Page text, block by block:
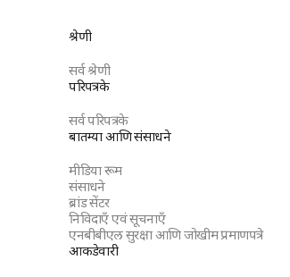
श्रेणी
सर्व श्रेणी
परिपत्रके
सर्व परिपत्रके
बातम्या आणि संसाधने
मीडिया रूम
संसाधने
ब्रांड सेंटर
निविदाएँ एवं सूचनाएँ
एनबीबीएल सुरक्षा आणि जोखीम प्रमाणपत्रे
आकडेवारी